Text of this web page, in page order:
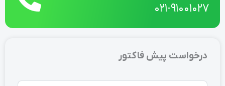
021-91001027
درخواست پیش فاکتور